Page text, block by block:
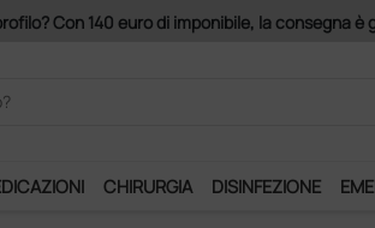
la consegna è gratis!
CHIRURGIA DISINFEZIONE